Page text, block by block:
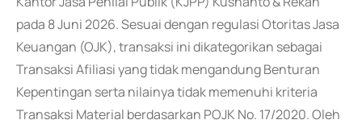
pada 8 Juni 2026. Sesuai dengan regulasi Otoritas Jasa
Keuangan (OJK), transaksi ini dikategorikan sebagai
Transaksi Afiliasi yang tidak mengandung Benturan
Kepentingan serta nilainya tidak memenuhi kriteria
Transaksi Material berdasarkan POJK No. 17/2020. Oleh